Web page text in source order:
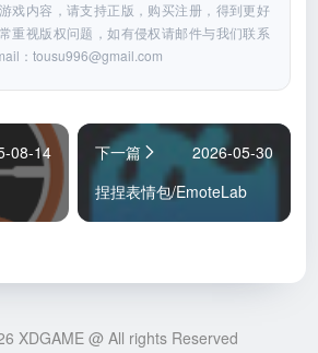
戏内容，请支持正版，购买注册，得到更好
重视版权问题，如有侵权请邮件与我们联系
：tousu996@gmail.com
08-14
下一篇
2026-05-30
捏捏表情包/EmoteLab
XDGAME @ All rights Reserved